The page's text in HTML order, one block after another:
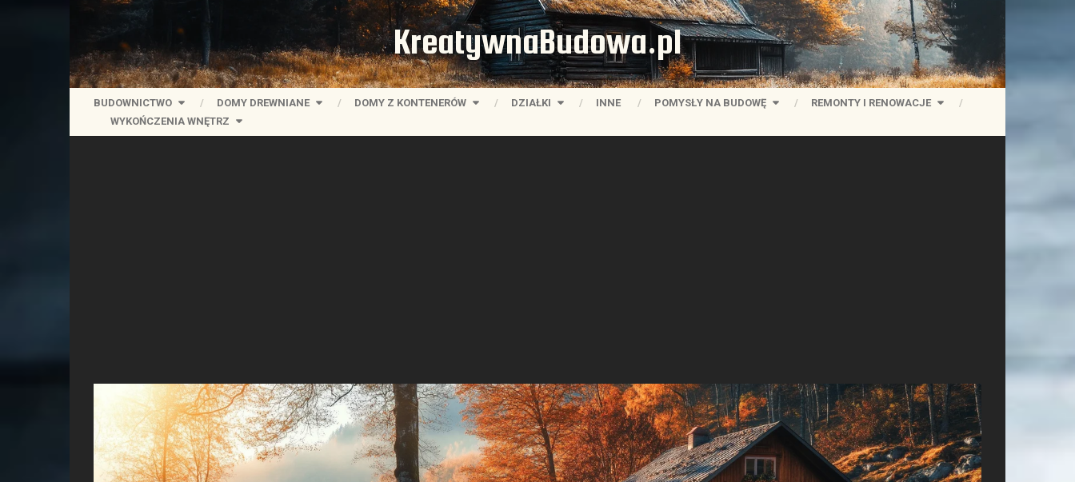
KreatywnaBudowa.pl
BUDOWNICTWO DOMY DREWNIANE DOMY Z KONTENERÓW DZIAŁKI INNE POMYSŁY NA BUDOWĘ
REMONTY I RENOWACJE
WYKOŃCZENIA WNĘTRZ